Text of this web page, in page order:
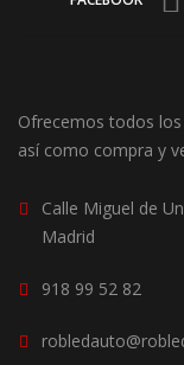
Ofrecemos todos
así como compra y
Calle Miguel de
Madrid
918 99 52 82